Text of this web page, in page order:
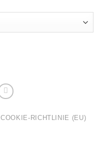
COOKIE-RICHTLINIE (EU)